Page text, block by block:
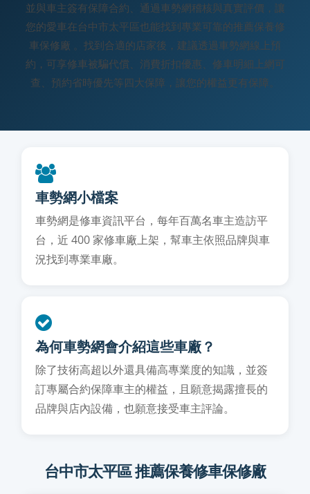
並與車主簽有保障合約、通過車勢網稽核與真實評價，讓
您的愛車在台中市太平區也能找到專業可靠的推薦保養修
車保修廠 。找到合適的店家後，建議透過車勢網線上預
約，可享修車被騙代償、消費折扣優惠、修車明細上網可
查、預約省時優先等四大保障，讓您的權益更有保障。
車勢網小檔案
車勢網是修車資訊平台，每年百萬名車主造訪平
台，近 400 家修車廠上架，幫車主依照品牌與車
況找到專業車廠。
為何車勢網會介紹這些車廠？
除了技術高超以外還具備高專業度的知識，並簽
訂專屬合約保障車主的權益，且願意揭露擅長的
品牌與店內設備，也願意接受車主評論。
台中市太平區 推薦保養修車保修廠